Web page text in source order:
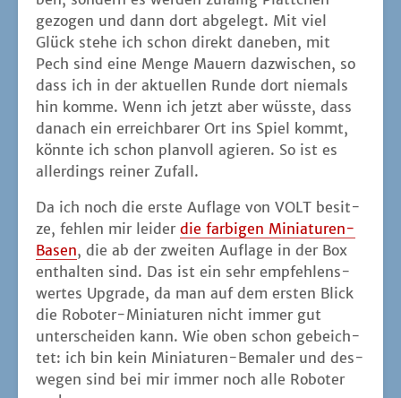
gezo­gen und dann dort abge­legt. Mit viel
Glück ste­he ich schon direkt dane­ben, mit
Pech sind eine Men­ge Mau­ern dazwi­schen, so
dass ich in der aktu­el­len Run­de dort nie­mals
hin kom­me. Wenn ich jetzt aber wüss­te, dass
danach ein erreich­ba­rer Ort ins Spiel kommt,
könn­te ich schon plan­voll agie­ren. So ist es
aller­dings rei­ner Zufall.
Da ich noch die ers­te Auf­la­ge von VOLT besit­
ze, feh­len mir lei­der die far­bi­gen Minia­tu­ren-
Basen, die ab der zwei­ten Auf­la­ge in der Box
ent­hal­ten sind. Das ist ein sehr emp­feh­lens­
wer­tes Upgrade, da man auf dem ers­ten Blick
die Robo­ter-Minia­tu­ren nicht immer gut
unter­schei­den kann. Wie oben schon gebeich­
tet: ich bin kein Minia­tu­ren-Bema­ler und des­
we­gen sind bei mir immer noch alle Robo­ter